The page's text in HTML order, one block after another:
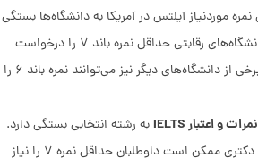
موردنیاز آیلتس در آمریکا به دانشگاه‌ها بستگی
دارد. به‌عنوان مثال، دانشگاه‌های رقابتی حداقل نمره باند ۷ را درخواست
می‌کنند. ازسوی‌دیگر، برخی از دانشگاه‌های دیگر نیز می‌توانند نمره باند ۶ را
نمرات و اعتبار IELTS
به رشته انتخابی بستگی دارد.
به‌عنوان مثال، در دوره دکتری ممکن است داوطلبان حداقل نمره ۷ را نیاز